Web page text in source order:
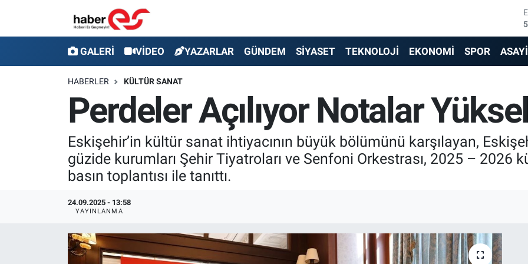
GALERİ VİDEO YAZARLAR GÜNDEM SİYASET TEKNOLOJİ EKONOMİ SPOR
HABERLER KÜLTÜR SANAT
Perdeler Açılıyor Notalar
Eskişehir’in kültür sanat ihtiyacının büyük bölümünü karşılayan,
güzide kurumları Şehir Tiyatroları ve Senfoni Orkestrası, 2025 – 2026
basın toplantısı ile tanıttı.
24.09.2025 - 13:58
YAYINLANMA
YAZARLAR
GÜNDEM
SİYASET
Eskişehir Nöbetçi Eczaneler
Eskişehir Hava Durumu
Eskişehir Trafik Yoğunluk Haritası
Süper Lig Puan Durumu ve Fikstür
Tüm Manşetler